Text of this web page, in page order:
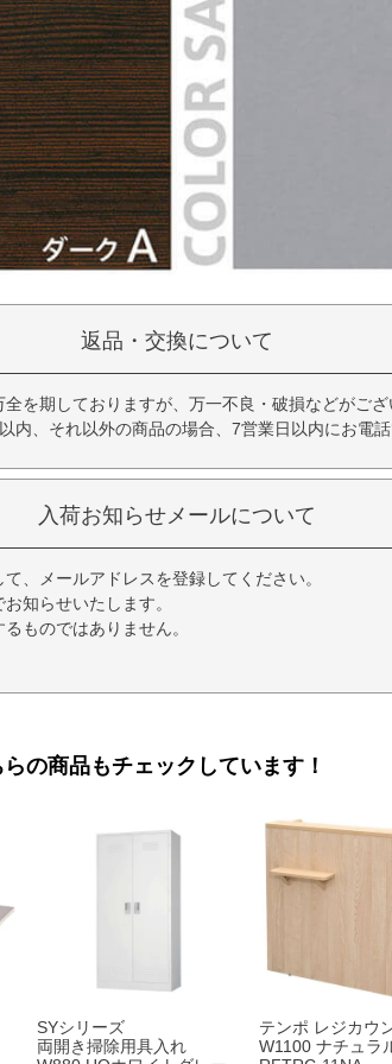
返品・交換について
を期しておりますが、万一不良・破損などがご
内、それ以外の商品の場合、7営業日以内にお電話
入荷お知らせメールについて
、メールアドレスを登録してください。
知らせいたします。
ものではありません。
の商品もチェックしています！
SYシリーズ
両開き掃除用具入れ
テンポ レジカウ
W1100 ナチュラ